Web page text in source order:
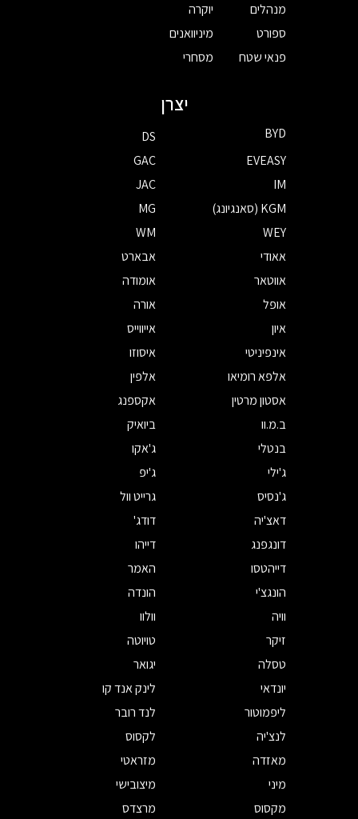
מנהלים
ספורט
פנאי שטח
יוקרה
מיניוואנים
מסחרי
יצרן
BYD
DS
EVEASY
GAC
IM
JAC
KGM (סאנגיונג)
MG
WEY
WM
אאודי
אבארט
אווטאר
אומודה
אופל
אורה
איון
אייווייס
אינפיניטי
איסוזו
אלפא רומיאו
אלפין
אסטון מרטין
אקספנג
ב.מ.וו
ביואיק
בנטלי
ג'אקו
ג'ילי
ג'יפ
ג'נסיס
גרייט וול
דאצ'יה
דודג'
דונגפנג
דייהו
דייהטסו
האמר
הונגצ'י
הונדה
וויה
וולוו
זיקר
טויוטה
טסלה
יגואר
יונדאי
לינק אנד קו
ליפמוטור
לנד רובר
לנצ'יה
לקסוס
מאזדה
מזראטי
מיני
מיצובישי
מקסוס
מרצדס